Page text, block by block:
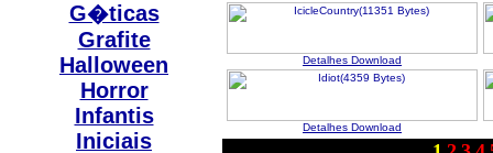
G�ticas
Grafite
Halloween
Horror
Infantis
Iniciais
Detalhes Download
Detalhes Download